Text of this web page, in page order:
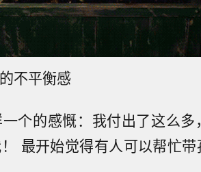
不平衡感
个的感慨：我付出了这么
最开始觉得有人可以帮忙带